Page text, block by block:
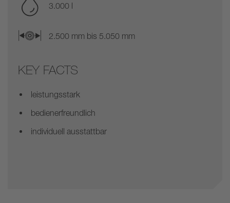
3.000 l
2.500 mm bis 5.050 mm
KEY FACTS
leistungsstark
bedienerfreundlich
individuell ausstattbar